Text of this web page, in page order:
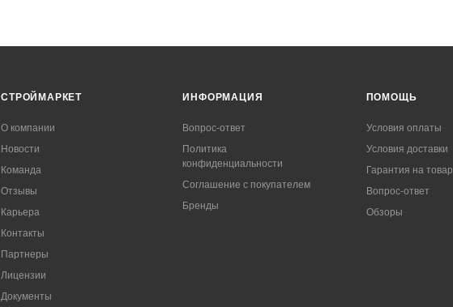
СТРОЙМАРКЕТ
О компании
Новости
Команда
Отзывы
Карьера
Контакты
Партнеры
Лицензии
Документы
ИНФОРМАЦИЯ
Вопрос-ответ
Политика
конфиденциальности
Соглашение с покупателем
Бренды
ПОМОЩЬ
Условия оплаты
Условия доставки
Гарантия на товар
Вопрос-ответ
Обзоры